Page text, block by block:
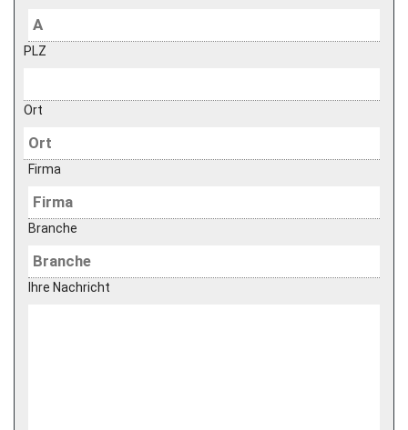
PLZ
Ort
Firma
Branche
Ihre Nachricht